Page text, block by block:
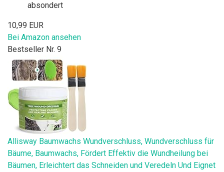
absondert
10,99 EUR
Bei Amazon ansehen
Bestseller Nr. 9
Allisway Baumwachs Wundverschluss, Wundverschluss für
Bäume, Baumwachs, Fördert Effektiv die Wundheilung bei
Bäumen, Erleichtert das Schneiden und Veredeln Und Eignet